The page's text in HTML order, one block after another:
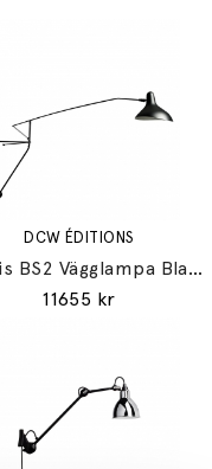
DCW ÉDITIONS
Mantis BS2 Vägglampa Black
11655 kr